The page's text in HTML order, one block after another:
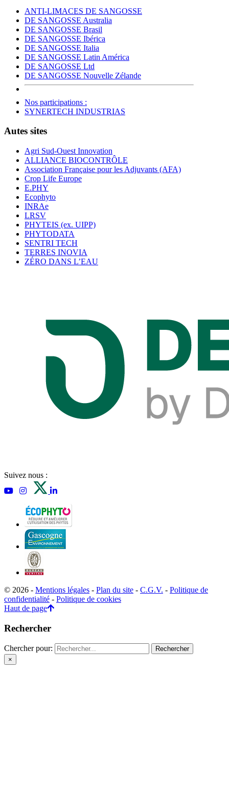
ANTI-LIMACES DE SANGOSSE
DE SANGOSSE Australia
DE SANGOSSE Brasil
DE SANGOSSE Ibérica
DE SANGOSSE Italia
DE SANGOSSE Latin América
DE SANGOSSE Ltd
DE SANGOSSE Nouvelle Zélande
Nos participations :
SYNERTECH INDUSTRIAS
Autes sites
Agri Sud-Ouest Innovation
ALLIANCE BIOCONTRÔLE
Association Française pour les Adjuvants (AFA)
Crop Life Europe
E.PHY
Ecophyto
INRAe
LRSV
PHYTEIS (ex. UIPP)
PHYTODATA
SENTRI TECH
TERRES INOVIA
ZÉRO DANS L’EAU
Suivez nous :
© 2026 - Mentions légales - Plan du site - C.G.V. - Politique de
confidentialité - Politique de cookies
Haut de page
Rechercher
Chercher pour:
×